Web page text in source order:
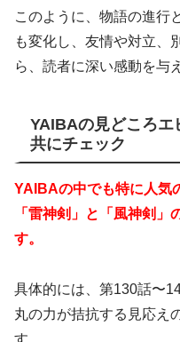
このように、物語の進行
も変化し、友情や対立、
ら、読者に深い感動を与
YAIBAの見どころエ
共にチェック
YAIBAの中でも特に人気
「雷神剣」と「風神剣
す。
具体的には、第130話〜
丸の力が拮抗する見応え
す。